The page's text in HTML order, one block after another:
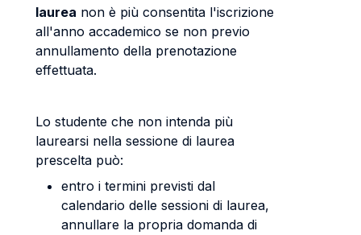
laurea non è più consentita l'iscrizione
all'anno accademico se non previo
annullamento della prenotazione
effettuata.
Lo studente che non intenda più
laurearsi nella sessione di laurea
prescelta può:
entro i termini previsti dal
calendario delle sessioni di laurea,
annullare la propria domanda di